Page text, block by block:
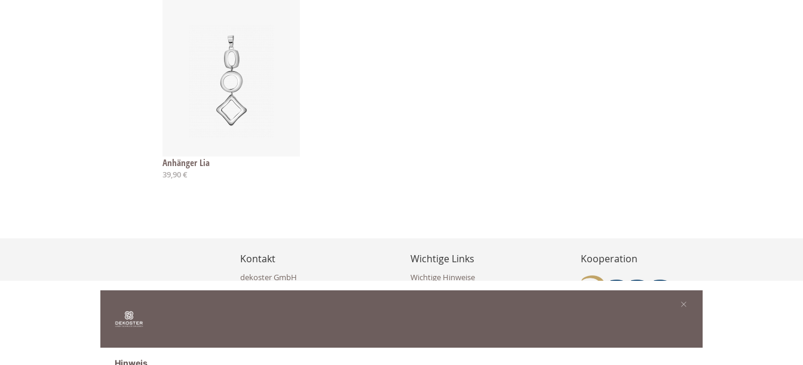
Anhänger Lia
39,90 €
Kontakt
dekoster GmbH
Eisenkappler Str. 10
Wichtige Links
Wichtige Hinweise
Häufig gestellte Fragen (FAQ)
Kooperation
Hinweis
×